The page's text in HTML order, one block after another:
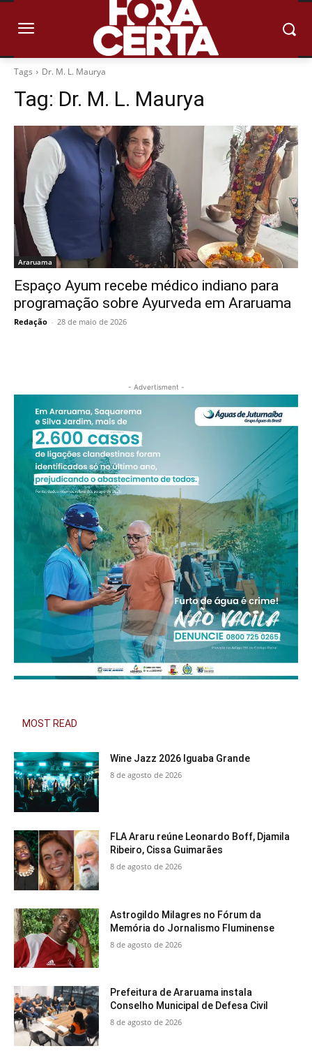
Tags Dr. M. L. Maurya
Tag: Dr. M. L. Maurya
Araruama
Espaço Ayum recebe médico indiano para
programação sobre Ayurveda em Araruama
Redação - 28 de maio de 2026
- Advertisment -
MOST READ
Wine Jazz 2026 Iguaba Grande
8 de agosto de 2026
FLA Araru reúne Leonardo Boff, Djamila
Ribeiro, Cissa Guimarães
8 de agosto de 2026
Astrogildo Milagres no Fórum da
Memória do Jornalismo Fluminense
8 de agosto de 2026
Prefeitura de Araruama instala
Conselho Municipal de Defesa Civil
8 de agosto de 2026